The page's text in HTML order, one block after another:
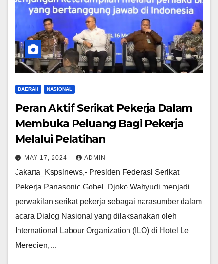
DAERAH NASIONAL
Peran Aktif Serikat Pekerja Dalam
Membuka Peluang Bagi Pekerja
Melalui Pelatihan
MAY 17, 2024 ADMIN
Jakarta_Kspsinews,- Presiden Federasi Serikat
Pekerja Panasonic Gobel, Djoko Wahyudi menjadi
perwakilan serikat pekerja sebagai narasumber dalam
acara Dialog Nasional yang dilaksanakan oleh
International Labour Organization (ILO) di Hotel Le
Meredien,…